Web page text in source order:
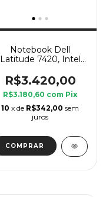
Notebook Dell
Latitude 7420, Intel
8 GB Ram, SSD 240
GB
R$3.420,00
R$3.180,60 com Pix
10 x de R$342,00 sem
juros